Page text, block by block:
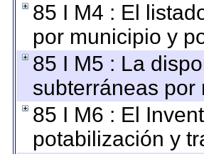
85 I M4 : El
por municipio y
85 I M5 : La
subterráneas
85 I M6 : El
potabilización y